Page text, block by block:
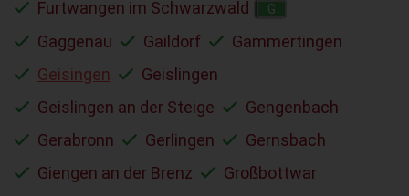
Furtwangen im Schwarzwald G
Gaggenau Gaildorf
Gammertingen
Geisingen
Geislingen
Geislingen an der Steige
Gengenbach
Gerabronn
Gerlingen
Gernsbach
Giengen an der Brenz
Großbottwar